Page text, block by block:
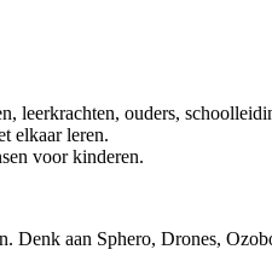
ouders,
elkaar leren.
voor kinderen.
aan Sphero, Drones,